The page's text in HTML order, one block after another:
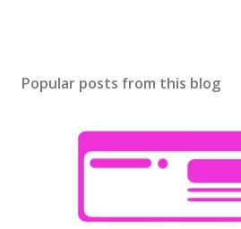
Popular posts from this blog